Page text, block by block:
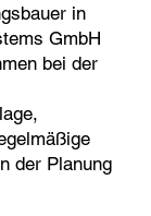
in
GmbH
bei der
der Planung